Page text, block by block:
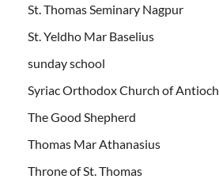
St. Thomas Seminary Nagpur
St. Yeldho Mar Baselius
sunday school
Syriac Orthodox Church of Antioch
The Good Shepherd
Thomas Mar Athanasius
Throne of St. Thomas